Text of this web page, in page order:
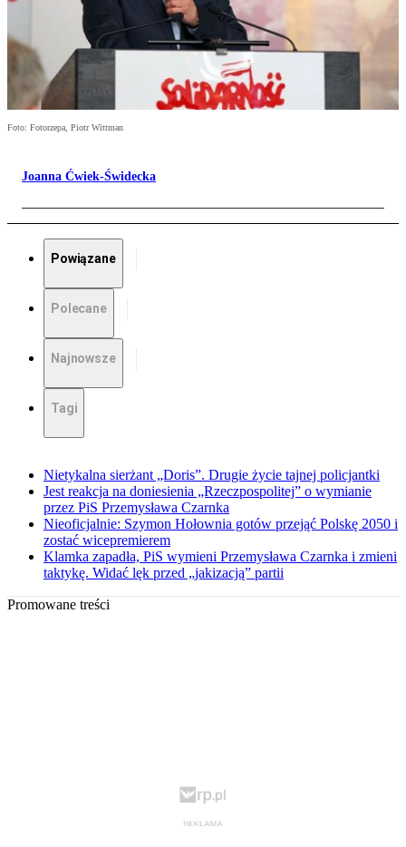
Foto: Fotorzepa, Piotr Wittman
Joanna Ćwiek-Świdecka
Powiązane
Polecane
Najnowsze
Tagi
Nietykalna sierżant „Doris”. Drugie życie tajnej policjantki
Jest reakcja na doniesienia „Rzeczpospolitej” o wymianie
przez PiS Przemysława Czarnka
Nieoficjalnie: Szymon Hołownia gotów przejąć Polskę 2050 i
zostać wicepremierem
Klamka zapadła, PiS wymieni Przemysława Czarnka i zmieni
taktykę. Widać lęk przed „jakizacją” partii
Promowane treści